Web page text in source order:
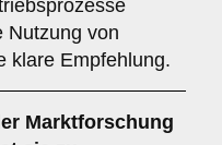
Nutzung von
klare Empfehlung.
Marktforschung